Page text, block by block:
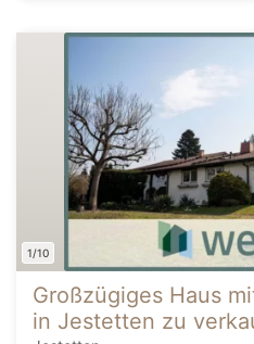
1/10
Großzügiges Haus
in Jestetten zu